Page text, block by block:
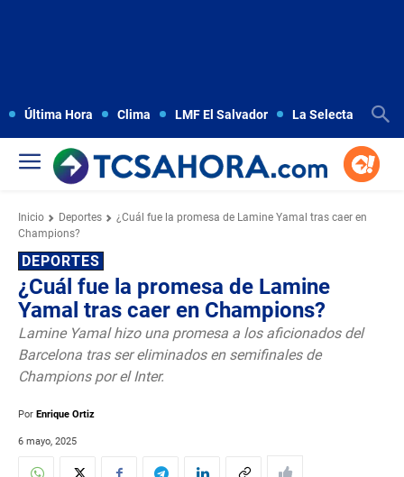
Última Hora Clima LMF El Salvador La Selecta
Inicio Deportes
¿Cuál fue la promesa de Lamine Yamal tras caer en
Champions?
DEPORTES
¿Cuál fue la promesa de Lamine
Yamal tras caer en Champions?
Lamine Yamal hizo una promesa a los aficionados del
Barcelona tras ser eliminados en semifinales de
Champions por el Inter.
Por Enrique Ortiz
6 mayo, 2025